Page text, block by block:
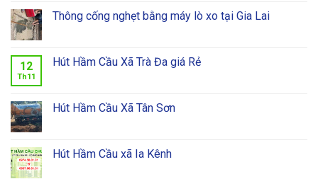
Thông cống nghẹt bằng máy lò xo tại Gia Lai
12
Th11
Hút Hầm Cầu Xã Trà Đa giá Rẻ
Hút Hầm Cầu Xã Tân Sơn
Hút Hầm Cầu xã Ia Kênh